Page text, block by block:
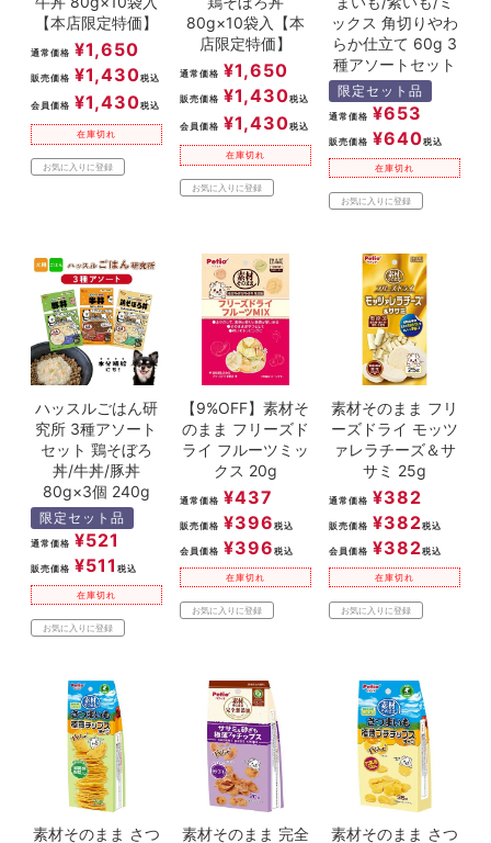
【本店限定特価】
通常価格 ¥1,650
販売価格 ¥1,430税込
会員価格 ¥1,430税込
在庫切れ
お気に入りに登録
80g×10袋入【本
店限定特価】
通常価格 ¥1,650
販売価格 ¥1,430税込
会員価格 ¥1,430税込
在庫切れ
お気に入りに登録
ックス 角切りやわ
らか仕立て 60g 3
種アソートセット
限定セット品
通常価格 ¥653
販売価格 ¥640税込
在庫切れ
お気に入りに登録
ハッスルごはん研
究所 3種アソート
セット 鶏そぼろ
丼/牛丼/豚丼
80g×3個 240g
限定セット品
通常価格 ¥521
販売価格 ¥511 税込
在庫切れ
お気に入りに登録
【9%OFF】素材そ
のまま フリーズド
ライ フルーツミッ
クス 20g
通常価格 ¥437
販売価格 ¥396 税込
会員価格 ¥396 税込
在庫切れ
お気に入りに登録
素材そのまま フリ
ーズドライ モッツ
ァレラチーズ＆サ
サミ 25g
通常価格 ¥382
販売価格 ¥382税込
会員価格 ¥382税込
在庫切れ
お気に入りに登録
素材そのまま さつ
素材そのまま 完全
素材そのまま さつ